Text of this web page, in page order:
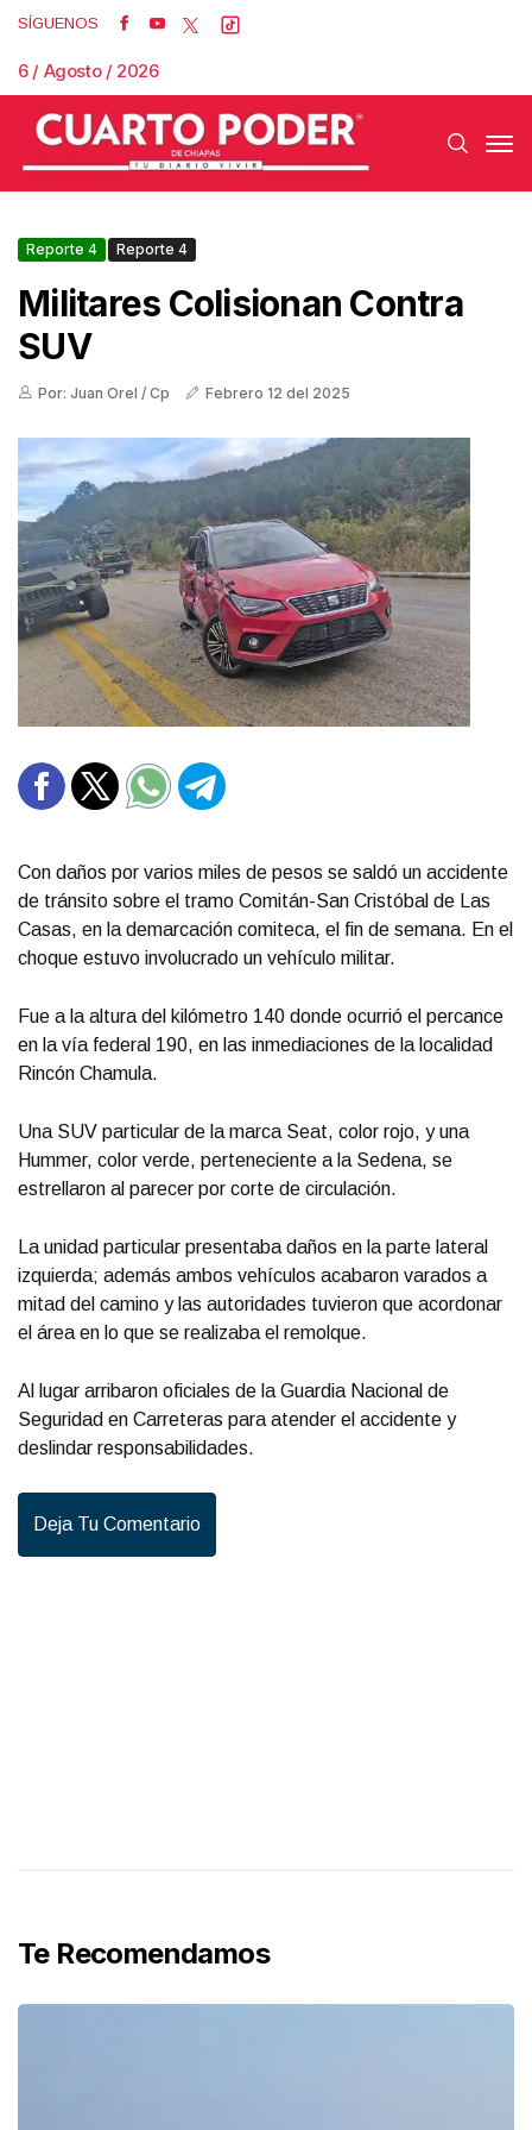
SÍGUENOS
6 / Agosto / 2026
Reporte 4 Reporte 4
Militares Colisionan Contra
SUV
Por: Juan Orel / Cp Febrero 12 del 2025
Con daños por varios miles de pesos se saldó un accidente
de tránsito sobre el tramo Comitán-San Cristóbal de Las
Casas, en la demarcación comiteca, el fin de semana. En el
choque estuvo involucrado un vehículo militar.
Fue a la altura del kilómetro 140 donde ocurrió el percance
en la vía federal 190, en las inmediaciones de la localidad
Rincón Chamula.
Una SUV particular de la marca Seat, color rojo, y una
Hummer, color verde, perteneciente a la Sedena, se
estrellaron al parecer por corte de circulación.
La unidad particular presentaba daños en la parte lateral
izquierda; además ambos vehículos acabaron varados a
mitad del camino y las autoridades tuvieron que acordonar
el área en lo que se realizaba el remolque.
Al lugar arribaron oficiales de la Guardia Nacional de
Seguridad en Carreteras para atender el accidente y
deslindar responsabilidades.
Deja Tu Comentario
Te Recomendamos